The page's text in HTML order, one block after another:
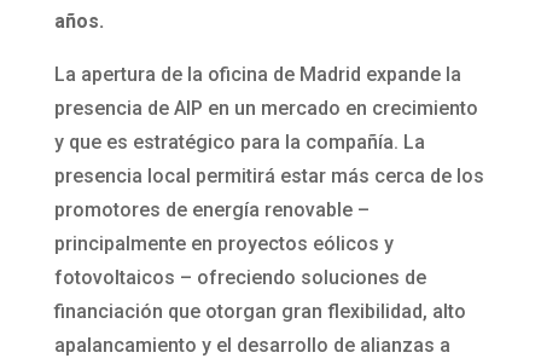
años.
La apertura de la oficina de Madrid expande la
presencia de AIP en un mercado en crecimiento
y que es estratégico para la compañía. La
presencia local permitirá estar más cerca de los
promotores de energía renovable –
principalmente en proyectos eólicos y
fotovoltaicos – ofreciendo soluciones de
financiación que otorgan gran flexibilidad, alto
apalancamiento y el desarrollo de alianzas a